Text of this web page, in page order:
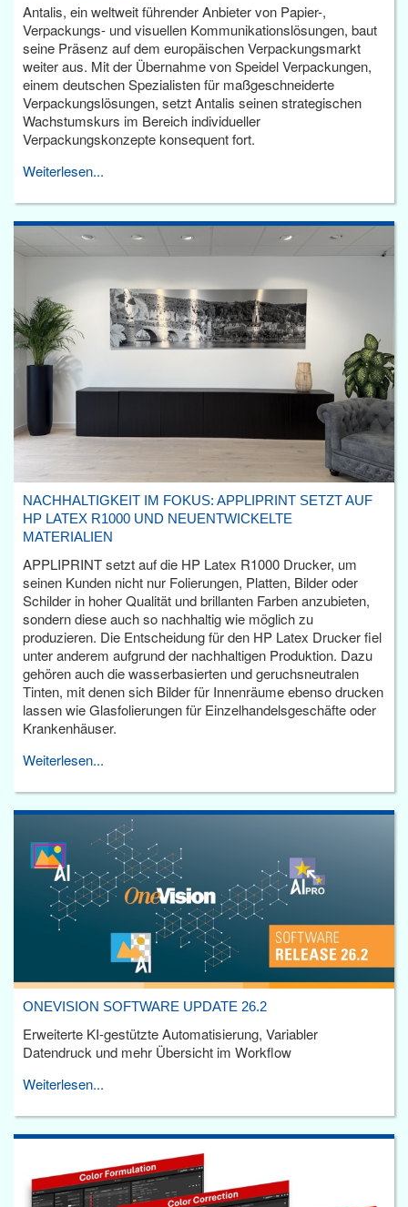
Antalis, ein weltweit führender Anbieter von Papier-,
Verpackungs- und visuellen Kommunikationslösungen, baut
seine Präsenz auf dem europäischen Verpackungsmarkt
weiter aus. Mit der Übernahme von Speidel Verpackungen,
einem deutschen Spezialisten für maßgeschneiderte
Verpackungslösungen, setzt Antalis seinen strategischen
Wachstumskurs im Bereich individueller
Verpackungskonzepte konsequent fort.
Weiterlesen...
NACHHALTIGKEIT IM FOKUS: APPLIPRINT SETZT AUF
HP LATEX R1000 UND NEUENTWICKELTE
MATERIALIEN
APPLIPRINT setzt auf die HP Latex R1000 Drucker, um
seinen Kunden nicht nur Folierungen, Platten, Bilder oder
Schilder in hoher Qualität und brillanten Farben anzubieten,
sondern diese auch so nachhaltig wie möglich zu
produzieren. Die Entscheidung für den HP Latex Drucker fiel
unter anderem aufgrund der nachhaltigen Produktion. Dazu
gehören auch die wasserbasierten und geruchsneutralen
Tinten, mit denen sich Bilder für Innenräume ebenso drucken
lassen wie Glasfolierungen für Einzelhandelsgeschäfte oder
Krankenhäuser.
Weiterlesen...
ONEVISION SOFTWARE UPDATE 26.2
Erweiterte KI-gestützte Automatisierung, Variabler
Datendruck und mehr Übersicht im Workflow
Weiterlesen...